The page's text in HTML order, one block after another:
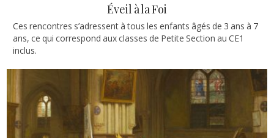
Éveil à la Foi
Ces rencontres s’adressent à tous les enfants âgés de 3 ans à 7
ans, ce qui correspond aux classes de Petite Section au CE1
inclus.